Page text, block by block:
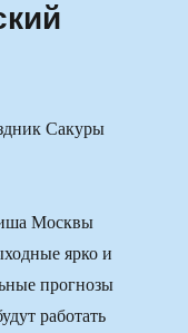
Москвы
ярко и
прогнозы
работать